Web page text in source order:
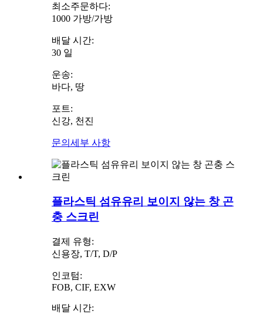
최소주문하다:
1000 가방/가방
배달 시간:
30 일
운송:
바다, 땅
포트:
신강, 천진
문의 세부 사항
플라스틱 섬유유리 보이지 않는 창 곤
충 스크린
결제 유형:
신용장, T/T, D/P
인코텀:
FOB, CIF, EXW
배달 시간: